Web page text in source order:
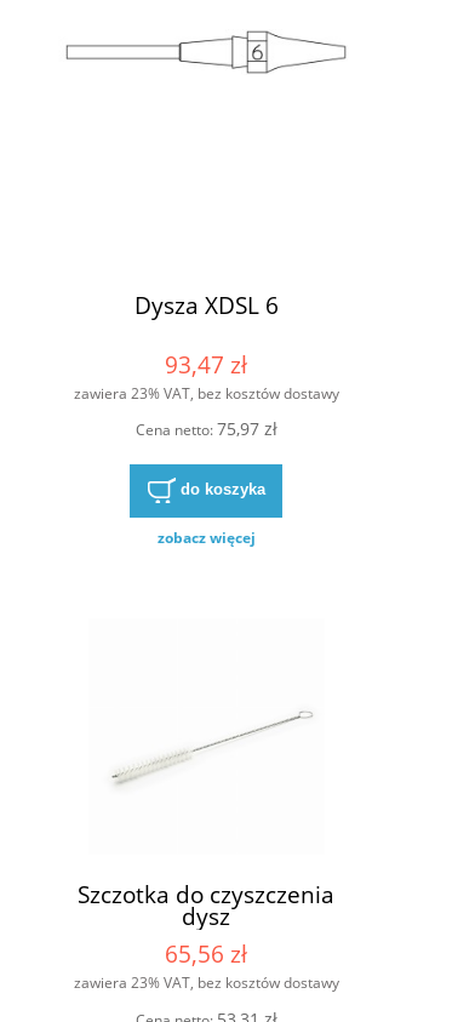
Dysza XDSL 6
93,47 zł
zawiera 23% VAT, bez kosztów dostawy
Cena netto:75,97 zł
do koszyka
zobacz więcej
Szczotka do czyszczenia
dysz
65,56 zł
zawiera 23% VAT, bez kosztów dostawy